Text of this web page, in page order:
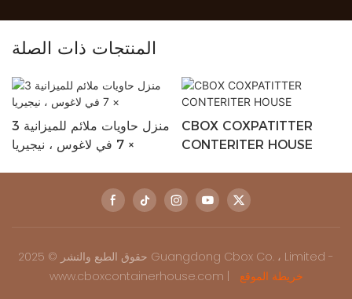
المنتجات ذات الصلة
منزل حاويات ملائم للميزانية 3
× 7 في لاغوس ، نيجيريا
CBOX COXPATITTER
CONTERITER HOUSE
حقوق الطبع والنشر © 2025 Guangdong Cbox Co. ، Limited -
www.cboxcontainerhouse.com |
خريطة الموقع